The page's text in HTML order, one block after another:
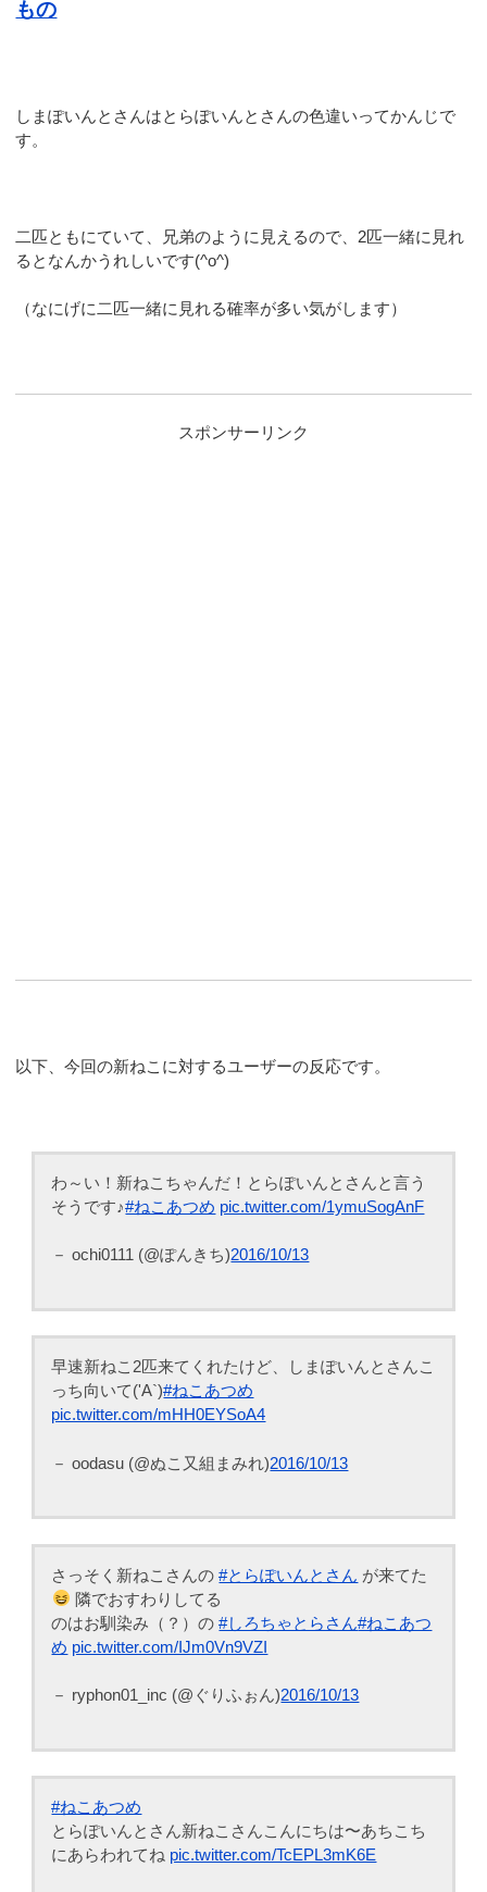
もの
しまぽいんとさんはとらぽいんとさんの色違いってかんじで
す。
二匹ともにていて、兄弟のように見えるので、2匹一緒に見れ
るとなんかうれしいです(^o^)
（なにげに二匹一緒に見れる確率が多い気がします）
スポンサーリンク
以下、今回の新ねこに対するユーザーの反応です。
わ～い！新ねこちゃんだ！とらぽいんとさんと言う
そうです♪#ねこあつめ pic.twitter.com/1ymuSogAnF
－ ochi0111 (@ぽんきち)2016/10/13
早速新ねこ2匹来てくれたけど、しまぽいんとさんこ
っち向いて('A`)#ねこあつめ
pic.twitter.com/mHH0EYSoA4
－ oodasu (@ぬこ又組まみれ)2016/10/13
さっそく新ねこさんの#とらぽいんとさん が来てた
隣でおすわりしてる
のはお馴染み（？）の#しろちゃとらさん#ねこあつ
め pic.twitter.com/IJm0Vn9VZI
－ ryphon01_inc (@ぐりふぉん)2016/10/13
#ねこあつめ
とらぽいんとさん新ねこさんこんにちは〜あちこち
にあらわれてね pic.twitter.com/TcEPL3mK6E